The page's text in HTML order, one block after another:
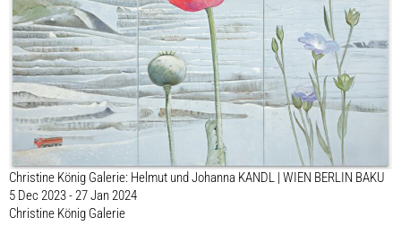
Christine König Galerie: Helmut und Johanna KANDL | WIEN BERLIN BAKU
5 Dec 2023 - 27 Jan 2024
Christine König Galerie